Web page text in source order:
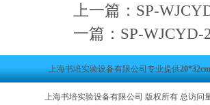
上一篇： SP-
一篇： SP-
上海书培实验设备有限公司专业提供
上海书培实验设备有限公司 版权所有 总访问